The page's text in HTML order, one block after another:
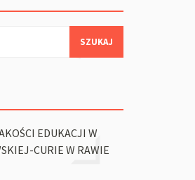
EDUKACJI W
CURIE W RAWIE